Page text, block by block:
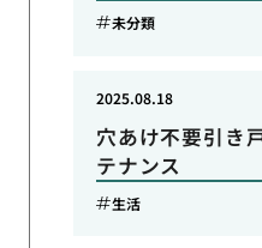
未分類
穴あけ不要引き
テナンス
2025.08.18
生活